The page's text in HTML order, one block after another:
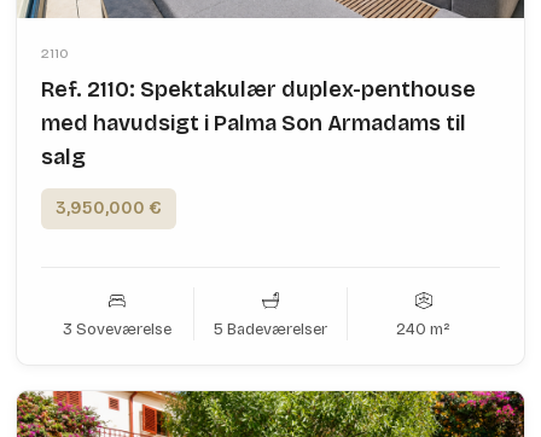
2110
Ref. 2110: Spektakulær duplex-penthouse
med havudsigt i Palma Son Armadams til
salg
3,950,000 €
3 Soveværelse 5 Badeværelser 240 m²